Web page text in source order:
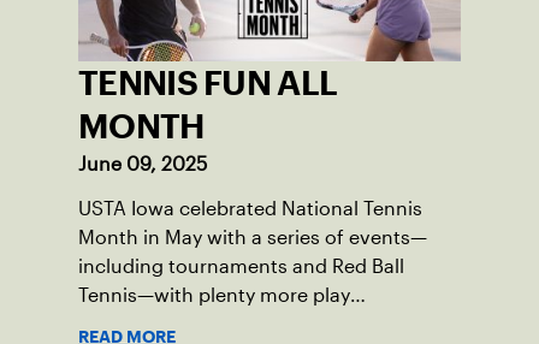
TENNIS FUN ALL
MONTH
June 09, 2025
USTA Iowa celebrated National Tennis
Month in May with a series of events—
including tournaments and Red Ball
Tennis—with plenty more play
READ MORE